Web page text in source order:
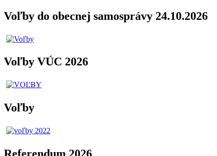
Voľby do obecnej samosprávy 24.10.2026
Voľby VÚC 2026
Voľby